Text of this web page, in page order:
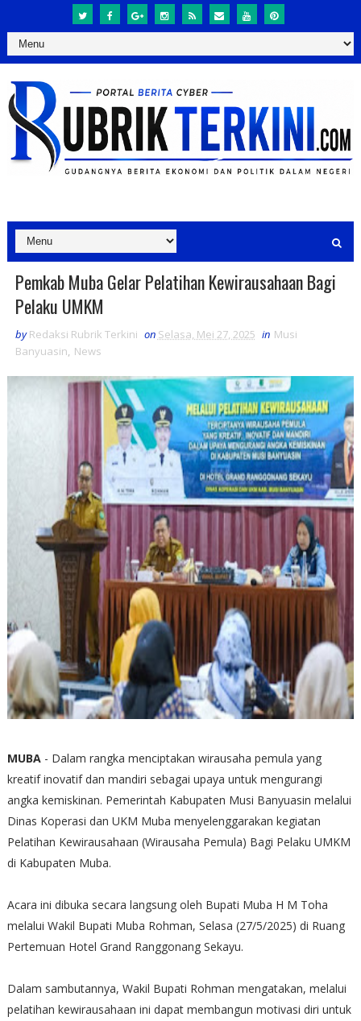
Pemkab Muba Gelar Pelatihan Kewirausahaan Bagi
Pelaku UMKM
by Redaksi Rubrik Terkini on Selasa, Mei 27, 2025 in Musi
Banyuasin, News
MUBA- Dalam rangka menciptakan wirausaha pemula yang
kreatif inovatif dan mandiri sebagai upaya untuk mengurangi
angka kemiskinan. Pemerintah Kabupaten Musi Banyuasin melalui
Dinas Koperasi dan UKM Muba menyelenggarakan kegiatan
Pelatihan Kewirausahaan (Wirausaha Pemula) Bagi Pelaku UMKM
di Kabupaten Muba.
Acara ini dibuka secara langsung oleh Bupati Muba H M Toha
melalui Wakil Bupati Muba Rohman, Selasa (27/5/2025) di Ruang
Pertemuan Hotel Grand Ranggonang Sekayu.
Dalam sambutannya, Wakil Bupati Rohman mengatakan, melalui
pelatihan kewirausahaan ini dapat membangun motivasi diri untuk